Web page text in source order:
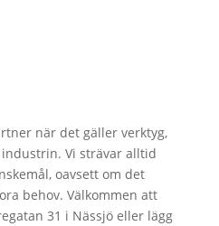
när det gäller verktyg,
Vi strävar alltid
oavsett om det
behov. Välkommen att
31 i Nässjö eller lägg